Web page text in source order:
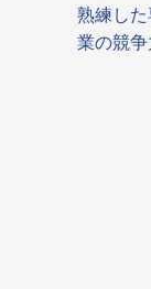
熟練し
業の競争